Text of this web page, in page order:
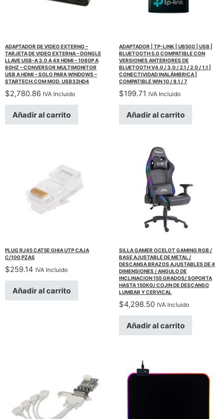
ADAPTADOR DE VIDEO EXTERNO –
TARJETA DE VIDEO EXTERNA – DONGLE
LLAVE USB-A 3.0 A 4X HDMI – 1080P A
60HZ – CONVERSOR MULTIMONITOR
USB A HDMI – SOLO PARA WINDOWS –
STARTECH.COM MOD. USB32HD4
$2,780.86 IVA Incluido
Añadir al carrito
ADAPTADOR | TP-LINK | UB500 | USB |
BLUETOOTH 5.0 COMPATIBLE CON
VERSIONES ANTERIORES DE
BLUETOOTH V4.0 / 3.0 / 2.1 / 2.0 / 1.1 |
CONECTIVIDAD INALÁMBRICA |
COMPATIBLE WIN 10 / 8.1 / 7
$199.71 IVA Incluido
Añadir al carrito
PLUG RJ45 CAT5E GHIA UTP CAJA
C/100 PZAS
$259.14 IVA Incluido
Añadir al carrito
SILLA GAMER OCELOT GAMING RGB /
BASE AJUSTABLE DE METAL /
DESCANSA BRAZOS AJUSTABLES DE 4
DIMENSIONES / ANGULO DE
INCLINACION 155 GRADOS/ SOPORTA
HASTA 150KG/ COJIN DE DESCANSO
LUMBAR Y CERVICAL
$4,298.50 IVA Incluido
Añadir al carrito